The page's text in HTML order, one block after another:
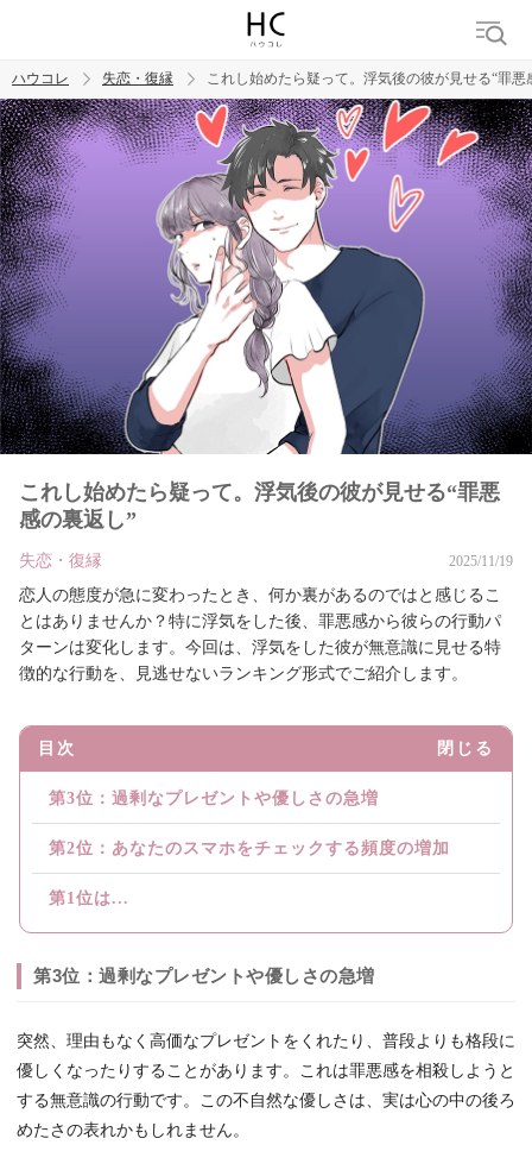
トレンド ワード
都合のいい女
ハウコレ 失恋・復縁 これし始めたら疑って。浮気後の彼が見せる“罪悪
これし始めたら疑って。浮気後の彼が見せる“罪悪
感の裏返し”
失恋・復縁 2025/11/19
恋人の態度が急に変わったとき、何か裏があるのではと感じるこ
とはありませんか？特に浮気をした後、罪悪感から彼らの行動パ
ターンは変化します。今回は、浮気をした彼が無意識に見せる特
徴的な行動を、見逃せないランキング形式でご紹介します。
目次 閉じる
第3位：過剰なプレゼントや優しさの急増
第2位：あなたのスマホをチェックする頻度の増加
第1位は...
第3位：過剰なプレゼントや優しさの急増
突然、理由もなく高価なプレゼントをくれたり、普段よりも格段に
優しくなったりすることがあります。これは罪悪感を相殺しようと
する無意識の行動です。この不自然な優しさは、実は心の中の後ろ
めたさの表れかもしれません。